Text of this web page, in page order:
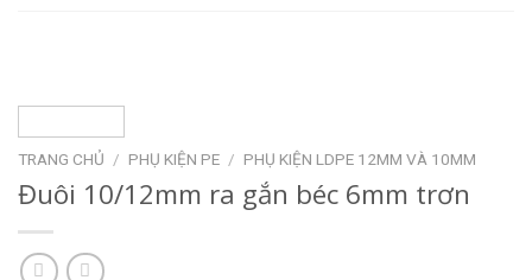
TRANG CHỦ / PHỤ KIỆN PE / PHỤ KIỆN LDPE 12MM VÀ 10MM
Đuôi 10/12mm ra gắn béc 6mm trơn